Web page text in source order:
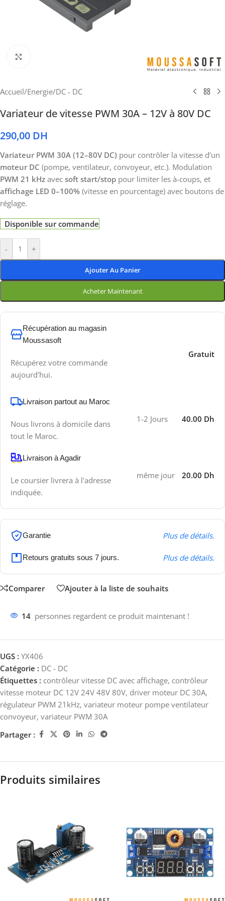
Accueil/Energie/DC - DC
Variateur de vitesse PWM 30A – 12V à 80V DC
290,00 DH
Variateur PWM 30A (12–80V DC) pour contrôler la vitesse d’un
moteur DC (pompe, ventilateur, convoyeur, etc.). Modulation
PWM 21 kHz avec soft start/stop pour limiter les à-coups, et
affichage LED 0–100% (vitesse en pourcentage) avec boutons de
réglage.
Disponible sur commande
- +
Ajouter Au Panier
Acheter Maintenant
Récupération au magasin
Moussasoft
Récupérez votre commande
aujourd'hui.
Gratuit
Livraison partout au Maroc
Nous livrons à domicile dans
tout le Maroc.
1-2 Jours 40.00 Dh
Livraison à Agadir
Le coursier livrera à l'adresse
indiquée.
même jour 20.00 Dh
Garantie Plus de détails.
Retours gratuits sous 7 jours. Plus de détails.
Comparer Ajouter à la liste de souhaits
14 personnes regardent ce produit maintenant !
UGS : YX406
Catégorie : DC - DC
Étiquettes : contrôleur vitesse DC avec affichage, contrôleur
vitesse moteur DC 12V 24V 48V 80V, driver moteur DC 30A,
régulateur PWM 21kHz, variateur moteur pompe ventilateur
convoyeur, variateur PWM 30A
Partager :
Produits similaires